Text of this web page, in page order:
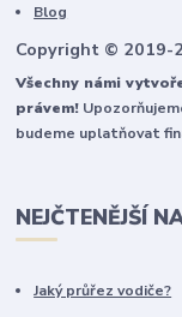
Blog
Copyright © 2019-
Všechny námi
právem!
budeme uplatňovat
NEJČTENĚJŠÍ
Jaký průřez vodiče?